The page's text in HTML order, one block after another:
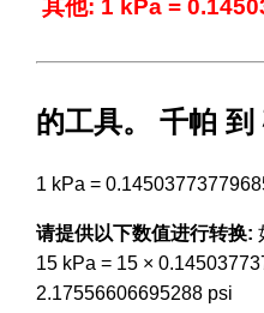
其他: 1 kPa =
的工具。 千帕
1 kPa =
请提供以下数值进行转换:
15 kPa = 15 ×
2.17556606695288 psi